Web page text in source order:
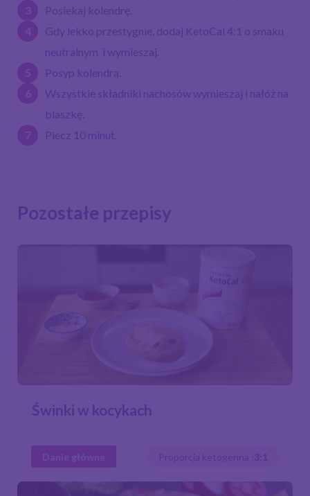
Posiekaj kolendrę.
Gdy lekko przestygnie, dodaj KetoCal 4:1 o smaku
neutralnym i wymieszaj.
Posyp kolendrą.
Wszystkie składniki nachosów wymieszaj i nałóż na
blaszkę.
Piecz 10 minut.
Pozostałe przepisy
Świnki w kocykach
Danie główne Proporcja ketogenna : 3:1